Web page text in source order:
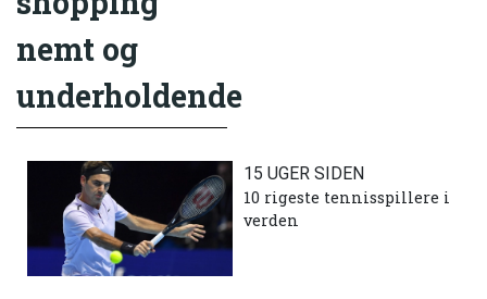
nemt og
underholdende
15 UGER SIDEN
10 rigeste tennisspillere i
verden